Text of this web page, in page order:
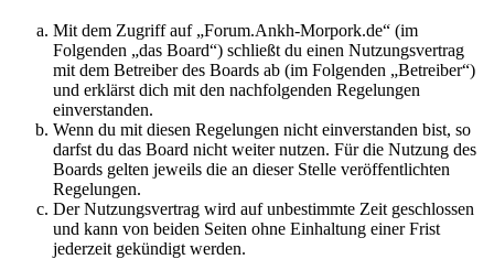
Mit dem Zugriff auf „Forum.Ankh-Morpork.de“ (im
Folgenden „das Board“) schließt du einen Nutzungsvertrag
mit dem Betreiber des Boards ab (im Folgenden „Betreiber“)
und erklärst dich mit den nachfolgenden Regelungen
einverstanden.
Wenn du mit diesen Regelungen nicht einverstanden bist, so
darfst du das Board nicht weiter nutzen. Für die Nutzung des
Boards gelten jeweils die an dieser Stelle veröffentlichten
Regelungen.
Der Nutzungsvertrag wird auf unbestimmte Zeit geschlossen
und kann von beiden Seiten ohne Einhaltung einer Frist
jederzeit gekündigt werden.